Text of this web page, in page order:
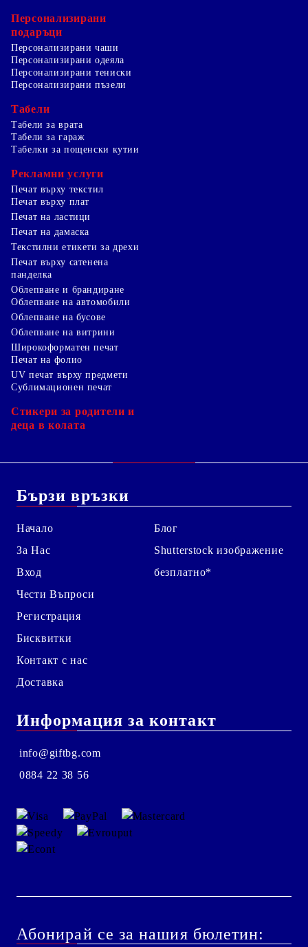
Персонализирани
подаръци
Персонализирани чаши
Персонализирани одеяла
Персонализирани тениски
Персонализирани пъзели
Табели
Табели за врата
Табели за гараж
Табелки за пощенски кутии
Рекламни услуги
Печат върху текстил
Печат върху плат
Печат на ластици
Печат на дамаска
Текстилни етикети за дрехи
Печат върху сатенена
панделка
Облепване и брандиране
Облепване на автомобили
Облепване на бусове
Облепване на витрини
Широкоформатен печат
Печат на фолио
UV печат върху предмети
Сублимационен печат
Стикери за родители и
деца в колата
Бързи връзки
Начало
За Нас
Вход
Чести Въпроси
Регистрация
Бисквитки
Контакт с нас
Доставка
Блог
Shutterstock изображение
безплатно*
Информация за контакт
info@giftbg.com
0884 22 38 56
Абонирай се за нашия бюлетин: